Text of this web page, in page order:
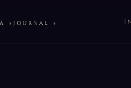
JOURNAL